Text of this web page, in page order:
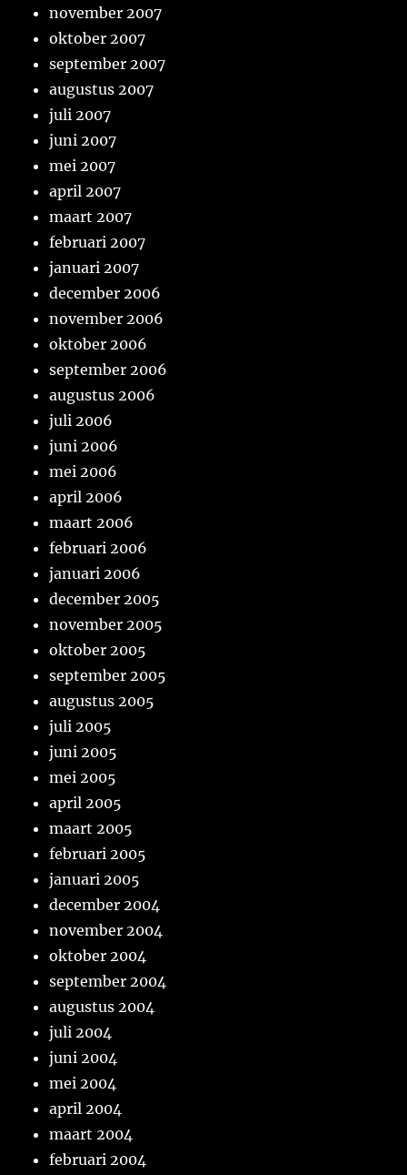
november 2007
oktober 2007
september 2007
augustus 2007
juli 2007
juni 2007
mei 2007
april 2007
maart 2007
februari 2007
januari 2007
december 2006
november 2006
oktober 2006
september 2006
augustus 2006
juli 2006
juni 2006
mei 2006
april 2006
maart 2006
februari 2006
januari 2006
december 2005
november 2005
oktober 2005
september 2005
augustus 2005
juli 2005
juni 2005
mei 2005
april 2005
maart 2005
februari 2005
januari 2005
december 2004
november 2004
oktober 2004
september 2004
augustus 2004
juli 2004
juni 2004
mei 2004
april 2004
maart 2004
februari 2004